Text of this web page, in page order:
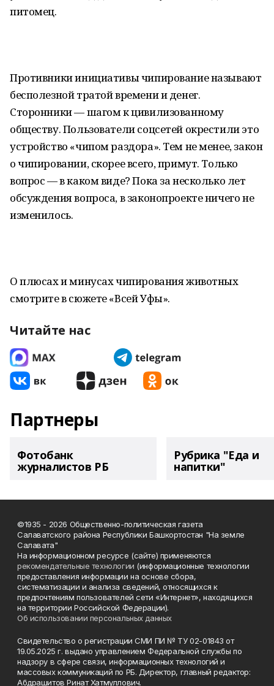
питомец.
Противники инициативы чипирование называют
бесполезной тратой времени и денег.
Сторонники — шагом к цивилизованному
обществу. Пользователи соцсетей окрестили это
устройство «чипом раздора». Тем не менее, закон
о чипировании, скорее всего, примут. Только
вопрос — в каком виде? Пока за несколько лет
обсуждения вопроса, в законопроекте ничего не
изменилось.
О плюсах и минусах чипирования животных
смотрите в сюжете «Всей Уфы».
Читайте нас
Партнеры
Фотобанк
журналистов РБ
Рубрика "Еда и
напитки"
©1935 - 2026 Общественно-политическая газета
Салаватского района Республики Башкортостан "На земле
Салавата"
На информационном ресурсе (сайте) применяются
рекомендательные технологии (информационные технологии
предоставления информации на основе сбора,
систематизации и анализа сведений, относящихся к
предпочтениям пользователей сети «Интернет», находящихся
на территории Российской Федерации).
Об использовании персональных данных
Свидетельство о регистрации СМИ ПИ № ТУ 02-01843 от
19.05.2025 г. выдано управлением Федеральной службы по
надзору в сфере связи, информационных технологий и
массовых коммуникаций по РБ. Директор, главный редактор:
Абдрашитов Ринат Хатмуллович.